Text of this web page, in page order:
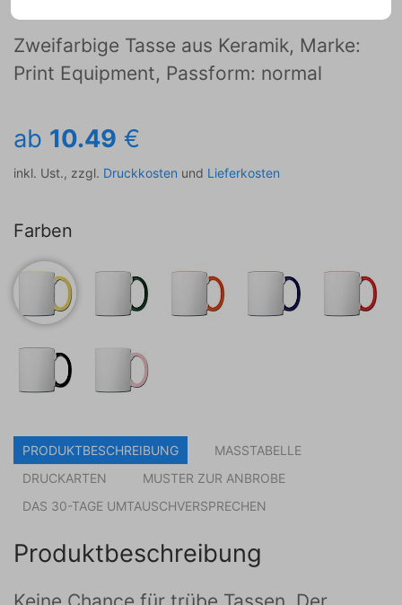
Zweifarbige Tasse aus Keramik, Marke:
Print Equipment, Passform: normal
ab 10.49 €
inkl. Ust., zzgl. Druckkosten und Lieferkosten
Farben
PRODUKTBESCHREIBUNG
MASSTABELLE
DRUCKARTEN
MUSTER ZUR ANBROBE
DAS 30-TAGE UMTAUSCHVERSPRECHEN
Produktbeschreibung